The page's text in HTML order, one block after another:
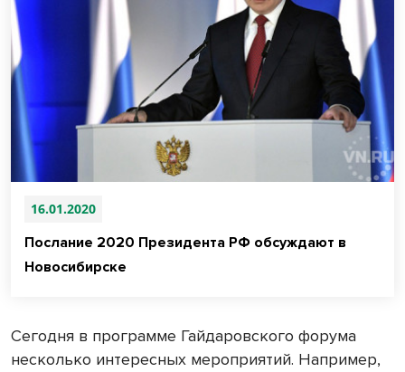
16.01.2020
Послание 2020 Президента РФ обсуждают в
Новосибирске
Сегодня в программе Гайдаровского форума
несколько интересных мероприятий. Например,